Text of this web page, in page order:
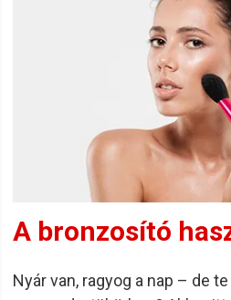
A bronzosító
Nyár van, ragyog a nap – de